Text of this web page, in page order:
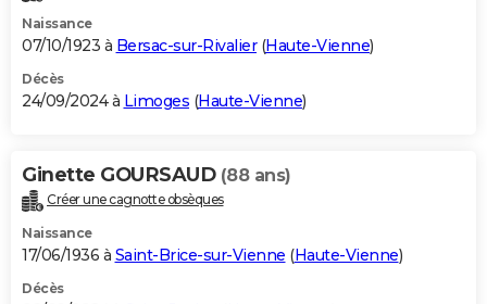
Naissance
07/10/1923 à Bersac-sur-Rivalier(Haute-Vienne)
Décès
24/09/2024 à Limoges (Haute-Vienne)
Ginette GOURSAUD (88 ans)
Créer une cagnotte obsèques
Naissance
17/06/1936 à Saint-Brice-sur-Vienne (Haute-Vienne)
Décès